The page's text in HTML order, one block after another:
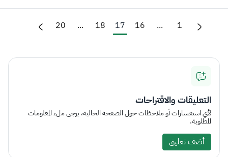
1
...
16
17
18
...
20
التعليقات والاقتراحات
لأي استفسارات أو ملاحظات حول الصفحة الحالية، يرجى ملء المعلومات
المطلوبة.
أضف تعليق